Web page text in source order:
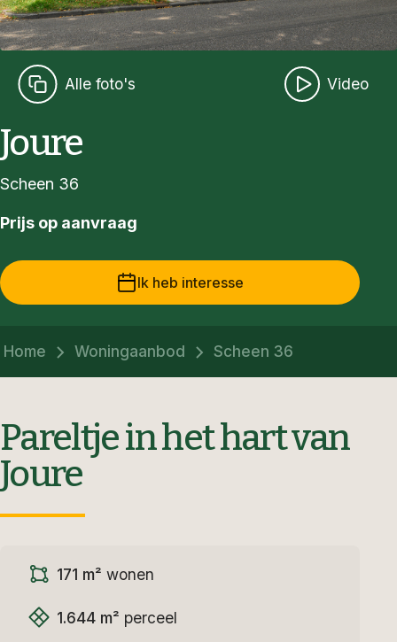
Alle foto's Video
Joure
Scheen 36
Prijs op aanvraag
Ik heb interesse
Home Woningaanbod Scheen 36
Pareltje in het hart van
Joure
171 m² wonen
1.644 m² perceel